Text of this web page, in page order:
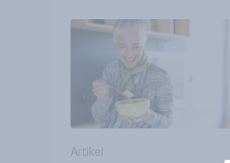
umgestalten
Artikel